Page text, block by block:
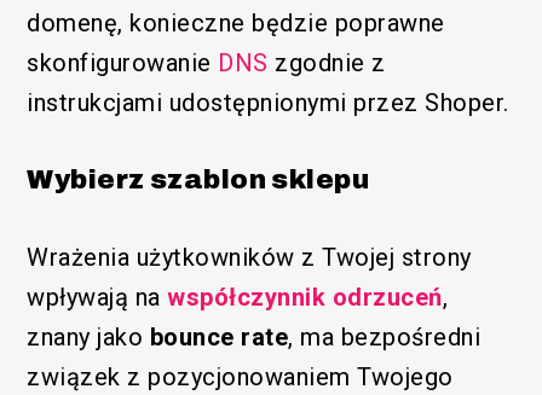
domenę, konieczne będzie poprawne
skonfigurowanie DNS zgodnie z
instrukcjami udostępnionymi przez Shoper.
Wybierz szablon sklepu
Wrażenia użytkowników z Twojej strony
wpływają nawspółczynnik odrzuceń,
znany jako bounce rate, ma bezpośredni
związek z pozycjonowaniem Twojego